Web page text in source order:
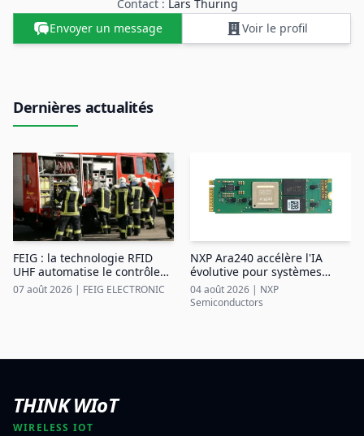
Contact : Lars Thuring
Envoyer un message
Voir le profil
Dernières actualités
FEIG : la technologie RFID
UHF automatise le contrôle
du matériel des pompiers
07 août 2026 | FEIG ELECTRONIC
NXP Ara240 accélère l'IA
évolutive pour systèmes
industriels en périphérie
04 août 2026 | NXP
Semiconductors
THINK WIoT
WIRELESS IOT